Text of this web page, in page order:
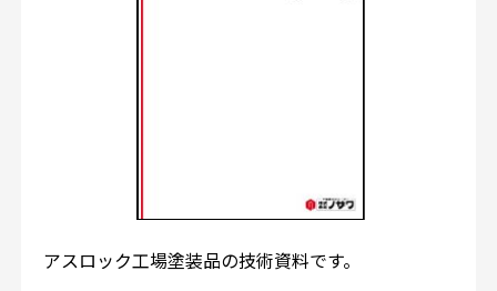
アスロック工場塗装品の技術資料です。